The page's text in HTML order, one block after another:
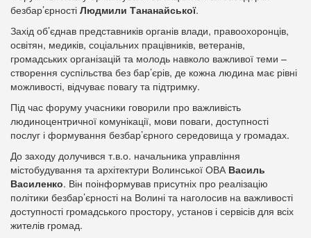
безбар’єрності Людмили Тананайської.
Захід об’єднав представників органів влади, правоохоронців,
освітян, медиків, соціальних працівників, ветеранів,
громадських організацій та молодь навколо важливої теми –
створення суспільства без бар’єрів, де кожна людина має рівні
можливості, відчуває повагу та підтримку.
Під час форуму учасники говорили про важливість
людиноцентричної комунікації, мови поваги, доступності
послуг і формування безбар’єрного середовища у громадах.
До заходу долучився т.в.о. начальника управління
містобудування та архітектури Волинської ОВА Василь
Василенко. Він поінформував присутніх про реалізацію
політики безбар’єрності на Волині та наголосив на важливості
доступності громадського простору, установ і сервісів для всіх
жителів громад.